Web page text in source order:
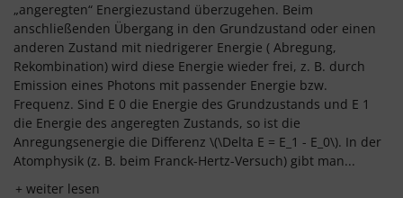
„angeregten“ Energiezustand überzugehen. Beim
anschließenden Übergang in den Grundzustand oder einen
anderen Zustand mit niedrigerer Energie ( Abregung,
Rekombination) wird diese Energie wieder frei, z. B. durch
Emission eines Photons mit passender Energie bzw.
Frequenz. Sind E 0 die Energie des Grundzustands und E 1
die Energie des angeregten Zustands, so ist die
Anregungsenergie die Differenz \(\Delta E = E_1 - E_0\). In der
Atomphysik (z. B. beim Franck-Hertz-Versuch) gibt man...
weiter lesen